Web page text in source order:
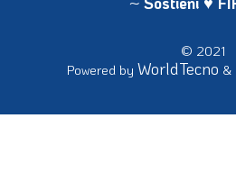
© 2021
Powered by WorldTecno &